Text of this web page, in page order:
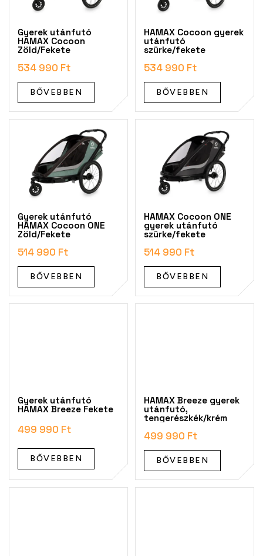
a
Gyerek utánfutó
HAMAX Cocoon
Zöld/Fekete
534 990 Ft
BŐVEBBEN
HAMAX Cocoon gyerek
utánfutó
szürke/fekete
534 990 Ft
BŐVEBBEN
Gyerek utánfutó
HAMAX Cocoon ONE
Zöld/Fekete
514 990 Ft
BŐVEBBEN
HAMAX Cocoon ONE
gyerek utánfutó
szürke/fekete
514 990 Ft
BŐVEBBEN
Gyerek utánfutó
HAMAX Breeze Fekete
499 990 Ft
BŐVEBBEN
HAMAX Breeze gyerek
utánfutó,
tengerészkék/krém
499 990 Ft
BŐVEBBEN